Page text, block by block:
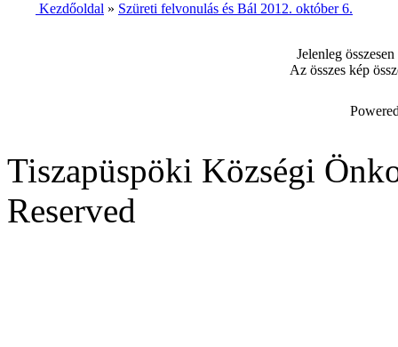
Kezdőoldal » Szüreti felvonulás és Bál 2012. október 6.
Jelenleg
Az összes kép
Tiszapüspöki Községi
Reserved